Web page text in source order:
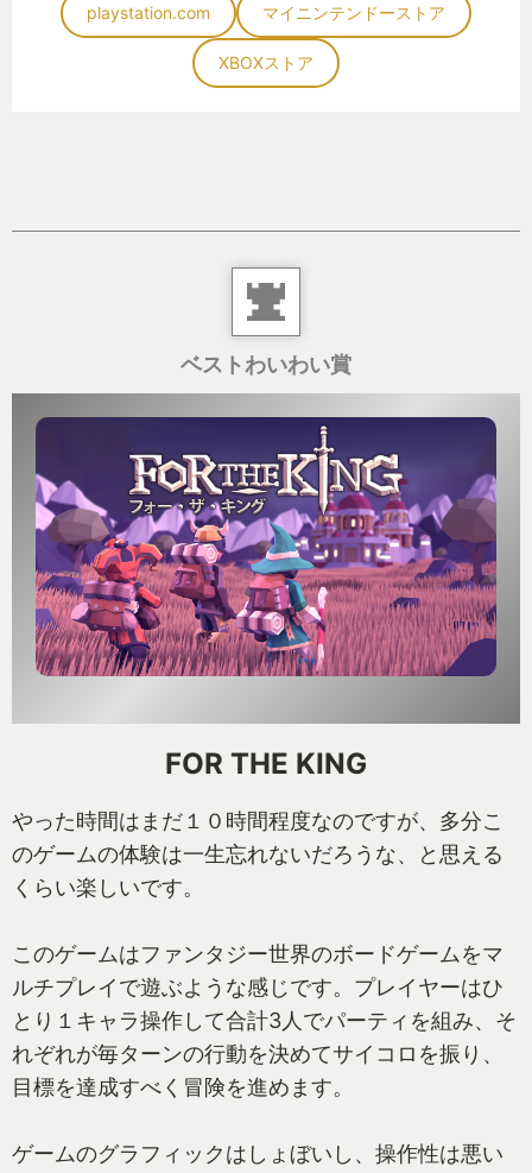
playstation.com マイニンテンドーストア
XBOXストア
ベストわいわい賞
FOR THE KING
やった時間はまだ１０時間程度なのですが、多分こ
のゲームの体験は一生忘れないだろうな、と思える
くらい楽しいです。
このゲームはファンタジー世界のボードゲームをマ
ルチプレイで遊ぶような感じです。プレイヤーはひ
とり１キャラ操作して合計3人でパーティを組み、そ
れぞれが毎ターンの行動を決めてサイコロを振り、
目標を達成すべく冒険を進めます。
ゲームのグラフィックはしょぼいし、操作性は悪い